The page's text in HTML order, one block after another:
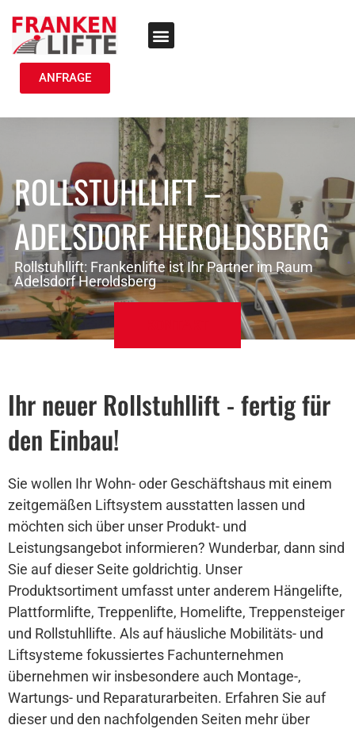
ANFRAGE
ROLLSTUHLLIFT –
ADELSDORF HEROLDSBERG
Rollstuhllift: Frankenlifte ist Ihr Partner im Raum
Adelsdorf Heroldsberg
Ihr neuer Rollstuhllift - fertig für
den Einbau!
Sie wollen Ihr Wohn- oder Geschäftshaus mit einem
zeitgemäßen Liftsystem ausstatten lassen und
möchten sich über unser Produkt- und
Leistungsangebot informieren? Wunderbar, dann sind
Sie auf dieser Seite goldrichtig. Unser
Produktsortiment umfasst unter anderem Hängelifte,
Plattformlifte, Treppenlifte, Homelifte, Treppensteiger
und Rollstuhllifte. Als auf häusliche Mobilitäts- und
Liftsysteme fokussiertes Fachunternehmen
übernehmen wir insbesondere auch Montage-,
Wartungs- und Reparaturarbeiten. Erfahren Sie auf
dieser und den nachfolgenden Seiten mehr über